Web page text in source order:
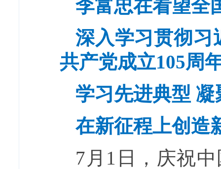
李富忠在看望全
深入学习贯彻习
共产党成立105周
学习先进典型
在新征程上创造
7月1日，庆祝